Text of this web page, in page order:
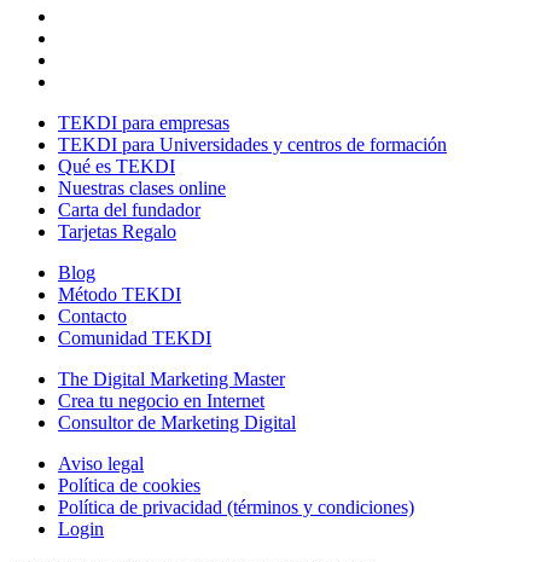
TEKDI para empresas
TEKDI para Universidades y centros de formación
Qué es TEKDI
Nuestras clases online
Carta del fundador
Tarjetas Regalo
Blog
Método TEKDI
Contacto
Comunidad TEKDI
The Digital Marketing Master
Crea tu negocio en Internet
Consultor de Marketing Digital
Aviso legal
Política de cookies
Política de privacidad (términos y condiciones)
Login